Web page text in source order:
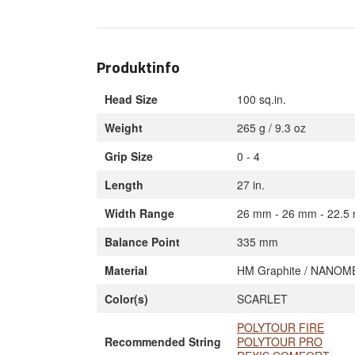
Produktinfo
Head Size
100 sq.in.
Weight
265 g / 9.3 oz
Grip Size
0 - 4
Length
27 in.
Width Range
26 mm - 26 mm - 22.5
Balance Point
335 mm
Material
HM Graphite /
Color(s)
SCARLET
Recommended String
POLYTOUR FIRE
POLYTOUR PRO